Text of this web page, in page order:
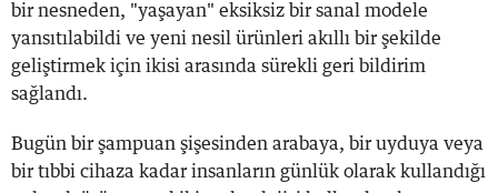
bir nesneden, "yaşayan" eksiksiz bir sanal modele
yansıtılabildi ve yeni nesil ürünleri akıllı bir şekilde
geliştirmek için ikisi arasında sürekli geri bildirim
sağlandı.
Bugün bir şampuan şişesinden arabaya, bir uyduya veya
bir tıbbi cihaza kadar insanların günlük olarak kullandığı